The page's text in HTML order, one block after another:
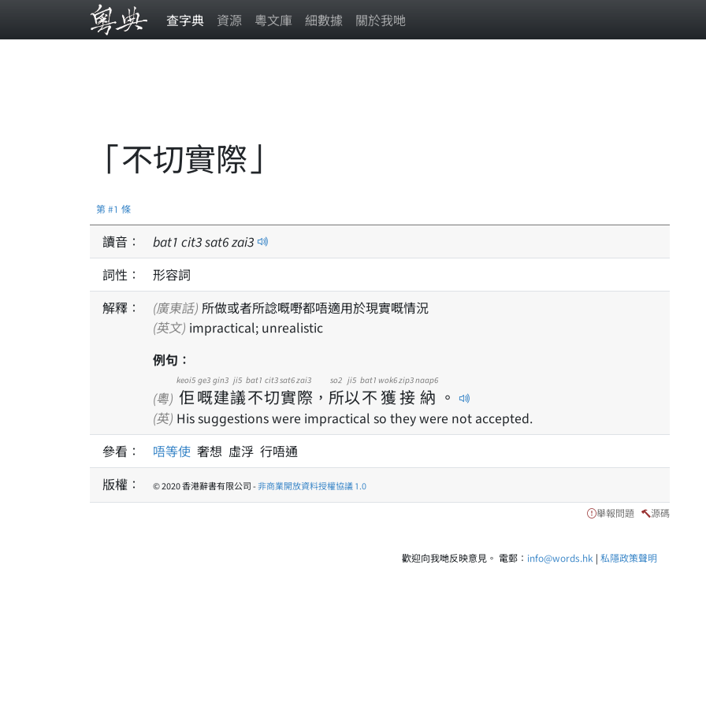
查字典 資源 粵文庫 細數據 關於我哋
「不切實際」
第 #1 條
讀音： bat1 cit3sat6zai3
詞性：
形容詞
解釋：
(廣東話) 所做或者所諗嘅嘢都唔適用於現實嘅情況
(英文) impractical; unrealistic
例句：
(粵) 佢
keoi5
嘅
ge3
建
gin3
議
ji5
不
bat1
切
cit3
實
sat6
際
zai3
， 所
so2
以
ji5
不
bat1
獲
wok6
接
zip3
納
naap6
。
(英) His suggestions were impractical so they were not accepted.
參看：
唔等使 奢想 虛浮 行唔通
版權：
© 2020 香港辭書有限公司 -非商業開放資料授權協議 1.0
舉報問題 源碼
歡迎向我哋反映意見。 電郵： info@words.hk | 私隱政策聲明